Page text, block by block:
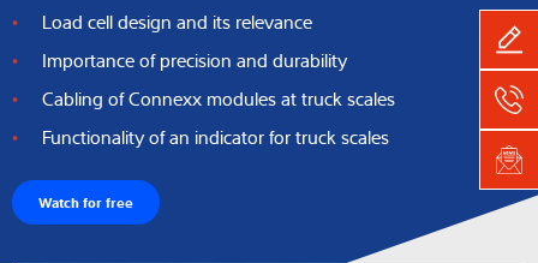
Load cell design and its relevance
Importance of precision and durability
Cabling of Connexx modules at truck scales
Functionality of an indicator for truck scales
Watch for free